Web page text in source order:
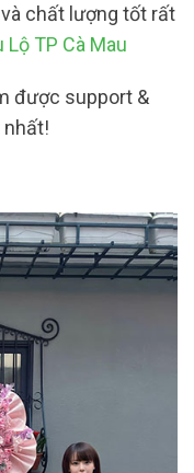
chất lượng tốt rất
TP Cà Mau
được support &
nhất!